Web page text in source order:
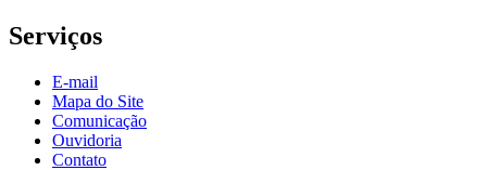
Serviços
E-mail
Mapa do Site
Comunicação
Ouvidoria
Contato